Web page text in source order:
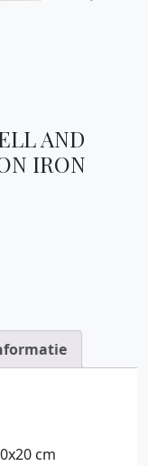
AND
IRON
cm